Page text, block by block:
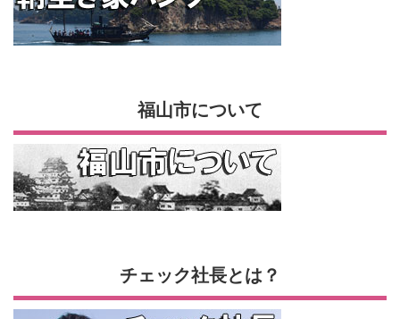
福山市について
チェック社長とは？